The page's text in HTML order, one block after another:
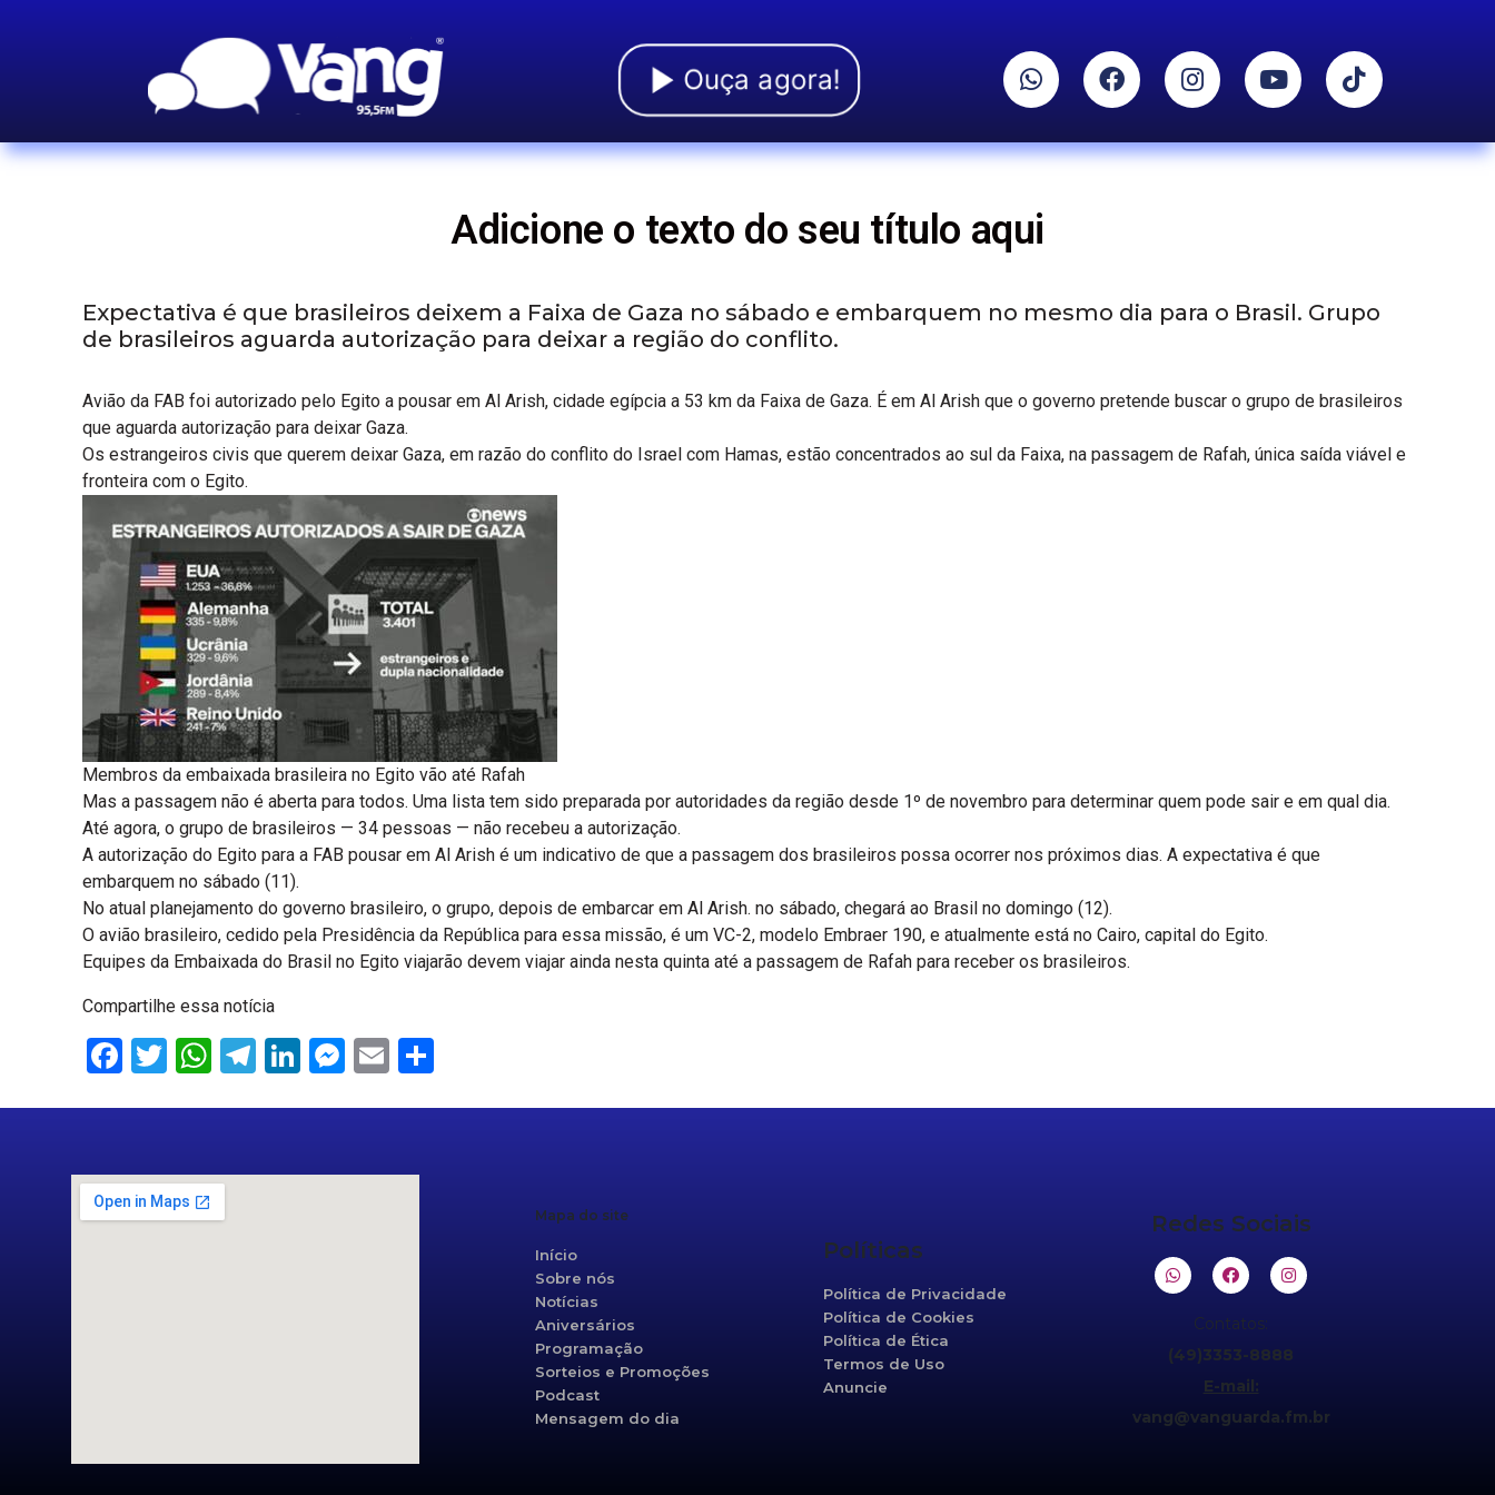
Ouça agora!
Adicione o texto do seu título aqui
Expectativa é que brasileiros deixem a Faixa de Gaza no sábado e embarquem no mesmo dia para o Brasil. Grupo
de brasileiros aguarda autorização para deixar a região do conflito.
Avião da FAB foi autorizado pelo Egito a pousar em Al Arish, cidade egípcia a 53 km da Faixa de Gaza. É em Al Arish que o governo pretende buscar o grupo de brasileiros
que aguarda autorização para deixar Gaza.
Os estrangeiros civis que querem deixar Gaza, em razão do conflito do Israel com Hamas, estão concentrados ao sul da Faixa, na passagem de Rafah, única saída viável e
fronteira com o Egito.
Membros da embaixada brasileira no Egito vão até Rafah
Mas a passagem não é aberta para todos. Uma lista tem sido preparada por autoridades da região desde 1º de novembro para determinar quem pode sair e em qual dia.
Até agora, o grupo de brasileiros — 34 pessoas — não recebeu a autorização.
A autorização do Egito para a FAB pousar em Al Arish é um indicativo de que a passagem dos brasileiros possa ocorrer nos próximos dias. A expectativa é que
embarquem no sábado (11).
No atual planejamento do governo brasileiro, o grupo, depois de embarcar em Al Arish. no sábado, chegará ao Brasil no domingo (12).
O avião brasileiro, cedido pela Presidência da República para essa missão, é um VC-2, modelo Embraer 190, e atualmente está no Cairo, capital do Egito.
Equipes da Embaixada do Brasil no Egito viajarão devem viajar ainda nesta quinta até a passagem de Rafah para receber os brasileiros.
Compartilhe essa notícia
Facebook
Twitter
WhatsApp
Telegram
LinkedIn
Messenger
Email
Mapa do site
Início
Sobre nós
Notícias
Aniversários
Programação
Sorteios e Promoções
Podcast
Mensagem do dia
Políticas
Política de Privacidade
Política de Cookies
Política de Ética
Termos de Uso
Anuncie
Redes Sociais
Contatos:
(49)3353-8888
E-mail:
vang@vanguarda.fm.br